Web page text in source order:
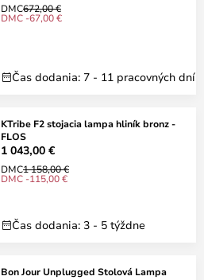
DMC672,00 €
DMC -67,00 €
Čas dodania: 7 - 11 pracovných dní
KTribe F2 stojacia lampa hliník bronz -
FLOS
1 043,00 €
DMC1 158,00 €
DMC -115,00 €
Čas dodania: 3 - 5 týždne
Bon Jour Unplugged Stolová Lampa